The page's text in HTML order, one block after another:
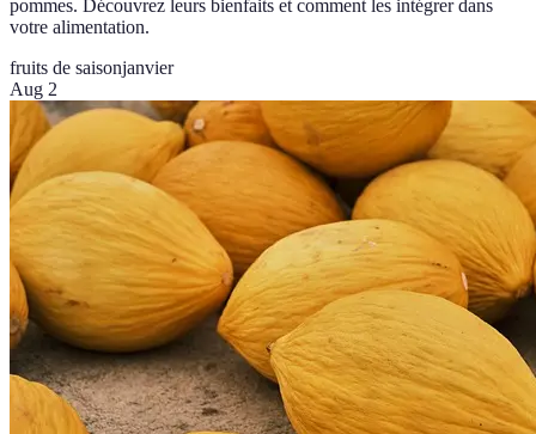
pommes. Découvrez leurs bienfaits et comment les intégrer dans
votre alimentation.
fruits de saisonjanvier
Aug 2